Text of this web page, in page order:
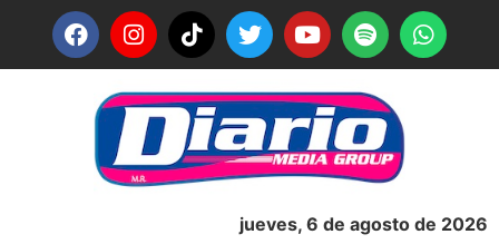
jueves, 6 de agosto de 2026